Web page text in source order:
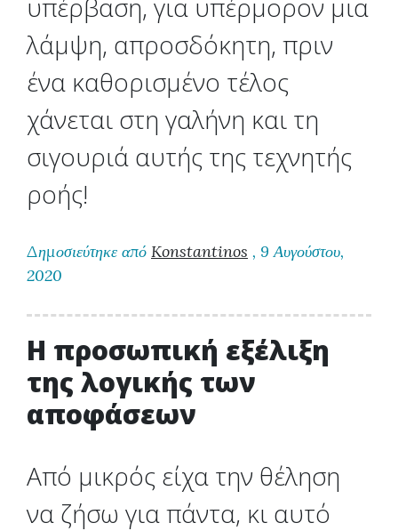
υπέρβαση, για υπέρμορον μια
λάμψη, απροσδόκητη, πριν
ένα καθορισμένο τέλος
χάνεται στη γαλήνη και τη
σιγουριά αυτής της τεχνητής
ροής!
Δημοσιεύτηκε από Konstantinos , 9 Αυγούστου,
2020
Η προσωπική εξέλιξη
της λογικής των
αποφάσεων
Από μικρός είχα την θέληση
να ζήσω για πάντα, κι αυτό